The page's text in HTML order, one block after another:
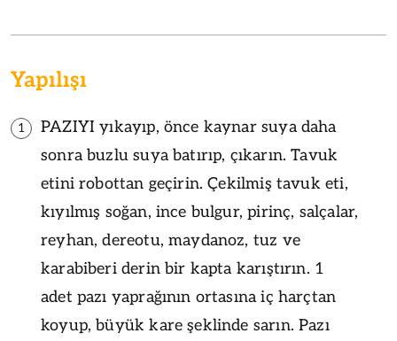
Yapılışı
1
PAZIYI yıkayıp, önce kaynar suya daha
sonra buzlu suya batırıp, çıkarın. Tavuk
etini robottan geçirin. Çekilmiş tavuk eti,
kıyılmış soğan, ince bulgur, pirinç, salçalar,
reyhan, dereotu, maydanoz, tuz ve
karabiberi derin bir kapta karıştırın. 1
adet pazı yaprağının ortasına iç harçtan
koyup, büyük kare şeklinde sarın. Pazı